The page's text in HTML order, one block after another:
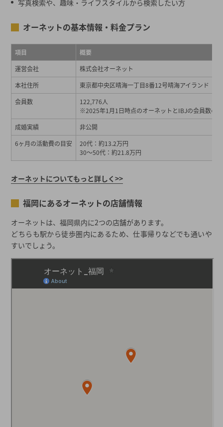
写真検索や、趣味・ライフスタイルから検索したい方
オーネットの基本情報・料金プラン
項目
概要
運営会社
株式会社オーネット
本社住所
東京都中央区晴海一丁目8番12号晴海アイランド ト
会員数
122,776人
※2025年1月1日時点のオーネットとIBJの会員数の
成婚実績
非公開
6ヶ月の活動費の目安
20代：約13.2万円
30～50代：約21.8万円
オーネットについてもっと詳しく>>
福岡にあるオーネットの店舗情報
オーネットは、福岡県内に2つの店舗があります。
どちらも駅から徒歩圏内にあるため、仕事帰りなどでも通いや
すいでしょう。